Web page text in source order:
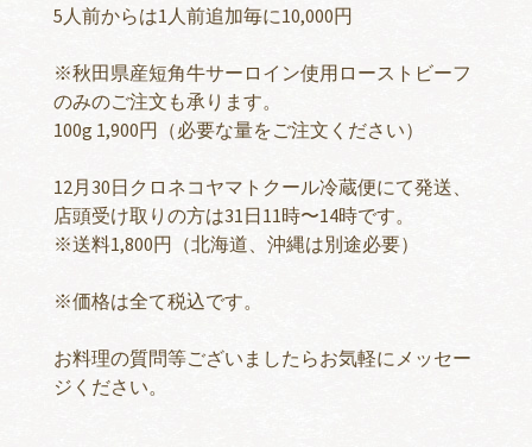
5人前からは1人前追加毎に10,000円
※秋田県産短角牛サーロイン使用ローストビーフ
のみのご注文も承ります。
100g 1,900円（必要な量をご注文ください）
12月30日クロネコヤマトクール冷蔵便にて発送、
店頭受け取りの方は31日11時〜14時です。
※送料1,800円（北海道、沖縄は別途必要）
※価格は全て税込です。
お料理の質問等ございましたらお気軽にメッセー
ジください。